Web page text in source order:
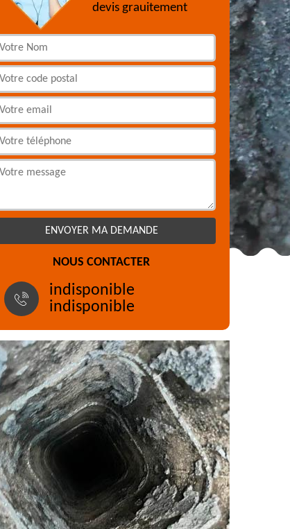
devis grauitement
NOUS CONTACTER
indisponible
indisponible